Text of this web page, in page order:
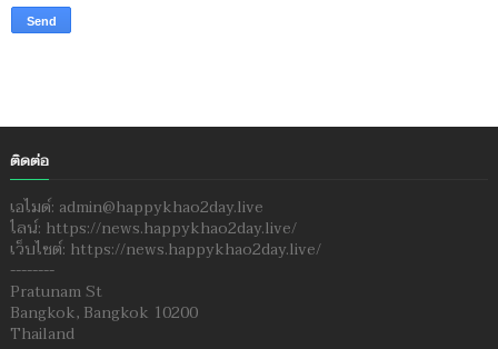
ติดต่อ
เอไมด์: admin@happykhao2day.live
ไลน์: https://news.happykhao2day.live/
เว็บไซต์: https://news.happykhao2day.live/
--------
Pratunam St
Bangkok, Bangkok 10200
Thailand